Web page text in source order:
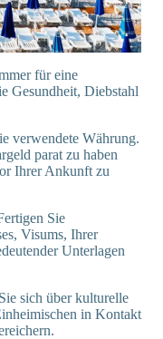
für eine
Gesundheit, Diebstahl
verwendete Währung.
parat zu haben
Ihrer Ankunft zu
Sie
Visums, Ihrer
Unterlagen
sich über kulturelle
in Kontakt